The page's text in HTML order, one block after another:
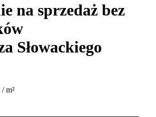
na sprzedaż bez
Słowackiego
/ m²